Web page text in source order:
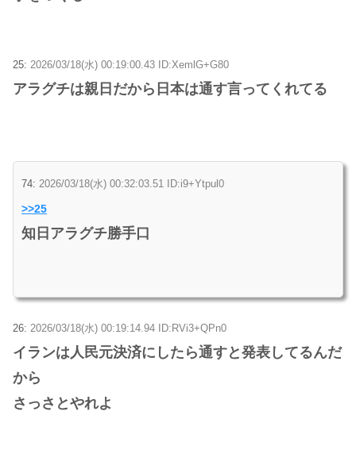
25: 2026/03/18(水) 00:19:00.43 ID:XemlG+G80
アラグチは親日だから日本は通す言ってくれてる
74: 2026/03/18(水) 00:32:03.51 ID:i9+Ytpul0
>>25
知日アラグチ勝手口
26: 2026/03/18(水) 00:19:14.94 ID:RVi3+QPn0
イランは人民元決済にしたら通すと発表してるんだ
から
さっさとやれよ